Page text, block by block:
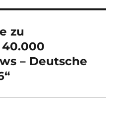
zu
– Deutsche